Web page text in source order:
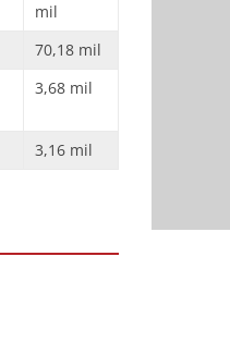
mil
70,18 mil
3,68 mil
3,16 mil